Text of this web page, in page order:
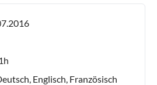
Englisch, Französisch